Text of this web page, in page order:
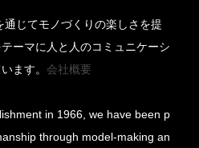
じてモノづくりの楽しさを提
ーマに人と人のコミュニケーシ
ます。会社概要
in 1966, we have been p
through model-making an